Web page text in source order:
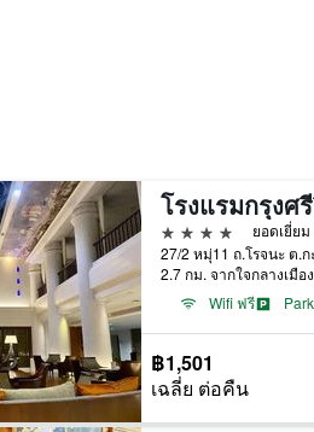
โรงแรมกรุงศ
4 ดาว
ยอดเยี่ยม
27/2 หมุ่11 ถ.โรจนะ ต.
2.7 กม. จากใจกลางเมือง
Wifi ฟรี
฿1,501
เฉลี่ย ต่อคืน